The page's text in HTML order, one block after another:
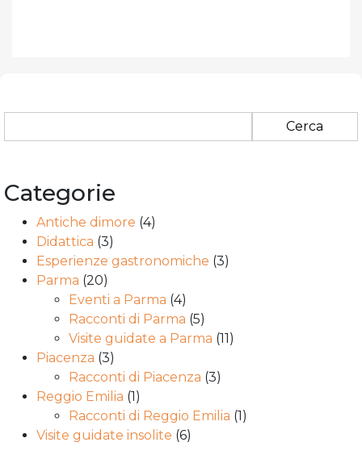
per:
Categorie
Antiche dimore (4)
Didattica (3)
Esperienze gastronomiche (3)
Parma (20)
Eventi a Parma (4)
Racconti di Parma (5)
Visite guidate a Parma (11)
Piacenza (3)
Racconti di Piacenza (3)
Reggio Emilia (1)
Racconti di Reggio Emilia (1)
Visite guidate insolite (6)